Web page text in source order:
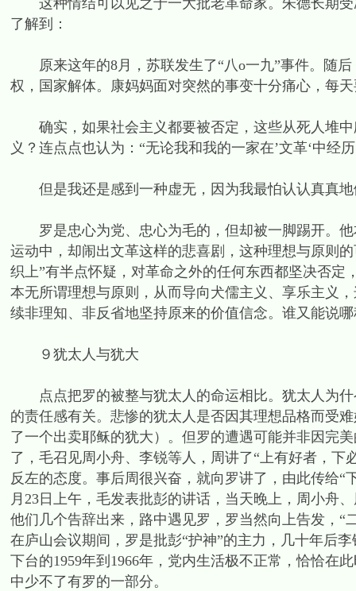
这种情结可以见之于一大批老革命家。朱德长期受
了解到：
原来这年的8月，苏联发生了“八o一九”事件。随后
权，国家解体。康妈妈面对突然的事变十分痛心，每
确实，如果社会主义都要被否定，这些从死人堆中
义？连点点也认为：“无论我和我的一家在’文革‘中经
但是我还是感到一种虚无，因为我最怕认认真真地
罗是忠心为党、忠心为毛的，但却被一脚踢开。他
运动中，却闹出文革这样的悲喜剧，这种理想与原则
织上”有半点怀疑，对革命之外的任何东西都坚决否
本无所谓理想与原则，从而导向犬儒主义、享乐主义
续非理知、非反省地坚持原来的价值信念。谁又能说
９犹太人与犹大
点点把罗的被整与犹太人的命运相比。犹太人为什
的责任感有关。悲惨的犹太人是否因其理想品格而受
了一个出卖耶稣的犹大）。但罗的遭遇可能并非因完
了，毛召见周小舟、李锐等人，周讲了“上有好者，
反左的态度。事后周很兴奋，就向罗讲了，由此传给
月23日上午，毛发表批彭的讲话，当天晚上，周小舟
他们几个告辞出来，路中遇见罗，罗当然向上告发，“
在庐山会议期间，罗是批彭“护神”的主力，几十年后
下台的1959年到1966年，党内生活极不正常，恰恰在
中少不了有罗的一部分。